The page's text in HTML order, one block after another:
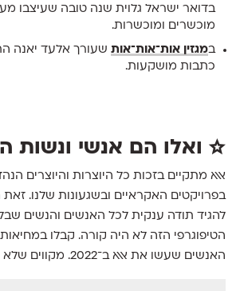
בדואר ישראל גלוית שנה טובה שעיצבו
מוכשרים ומוכשרות.
במגזין אות־אות־אות
כתבות מושקעות.
☆ ואלו הם אנשי ונשות
אאא מתקיים בזכות כל היוצרות והיוצרים
בפרויקטים האקראיים ובשגעונות שלנו. זאת
להגיד תודה ענקית לכל האנשים והנשים
האנשים שעשו את אאא ב־2022. מקווים שלא שכחנו אף אחד/ת: